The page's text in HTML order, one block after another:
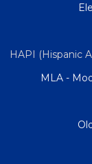
HAPI (Hispanic
MLA -